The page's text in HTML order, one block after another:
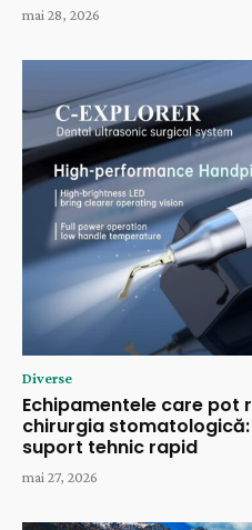
mai 28, 2026
Diverse
Echipamentele care pot
chirurgia
suport tehnic rapid
mai 27, 2026